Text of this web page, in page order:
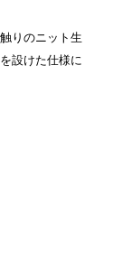
りのニット生
設けた仕様に